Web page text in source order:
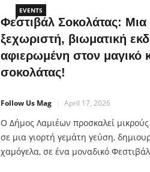
EVENTS
Φεστιβάλ Σοκολάτας: Μια
ξεχωριστή, βιωματική
αφιερωμένη στον μαγικό
σοκολάτας!
Follow Us Mag April 17, 2026
Ο Δήμος Λαμιέων προσκαλεί
σε μια γιορτή γεμάτη γεύση,
χαμόγελα, σε ένα μοναδικό